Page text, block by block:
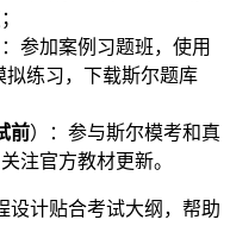
参加案例习题班，使用
拟练习，下载斯尔题库
前）：参与斯尔模考和真
注官方教材更新。
设计贴合考试大纲，帮助